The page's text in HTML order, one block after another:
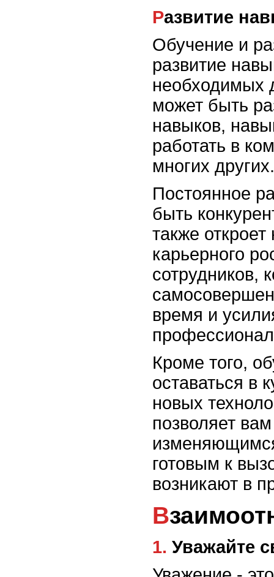
Развитие
Обучение и
развитие
необходимых
может быть
навыков,
работать в
многих других.
Постоянное
быть
также
карьерного
сотрудников,
время и
Кроме того,
оставаться в
новых
позволяет
готовым к
возникают в
1. Уважайте